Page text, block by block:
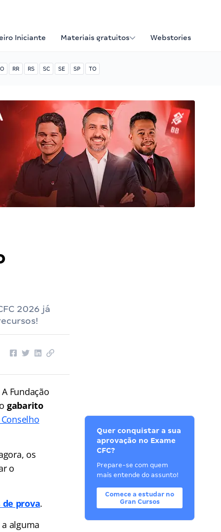
Iniciante Materiais gratuitos Webstories
RR RS SC SE SP TO
2026 já
Fundação
gabarito
os
o
prova.
alguma
Quer conquistar a sua
aprovação no Exame
CFC?
Prepare-se com quem
mais entende do assunto!
Comece a estudar no
Gran Cursos